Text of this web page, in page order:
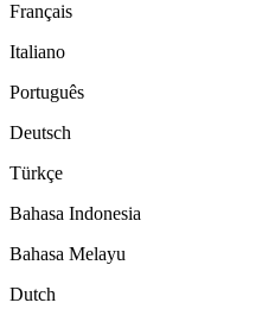
Français
Italiano
Português
Deutsch
Türkçe
Bahasa Indonesia
Bahasa Melayu
Dutch